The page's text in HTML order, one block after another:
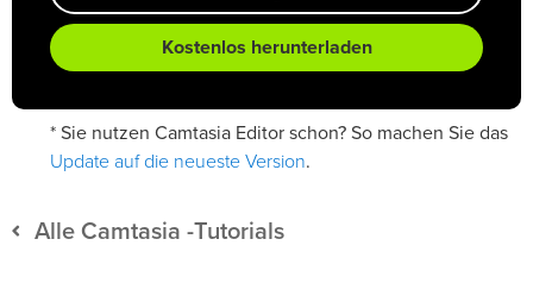
Kostenlos herunterladen
* Sie nutzen Camtasia Editor schon? So machen Sie das
Update auf die neueste Version.
Alle Camtasia -Tutorials